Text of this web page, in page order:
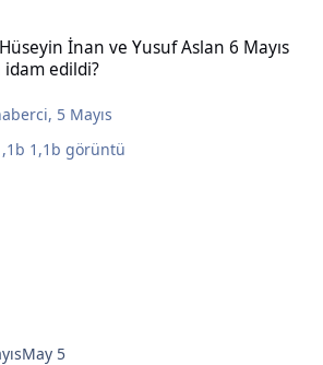
İnan ve Yusuf Aslan 6 Mayıs
edildi?
, 5 Mayıs
1,1b görüntü
May 5